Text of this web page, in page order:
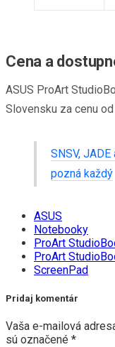
Cena a
ASUS ProArt
Slovensku za cenu
SNSV,
pozná každý
ASUS
Notebooky
ProArt
ProArt
ScreenPad
Pridaj komentár
Vaša e-mailová
sú označené *